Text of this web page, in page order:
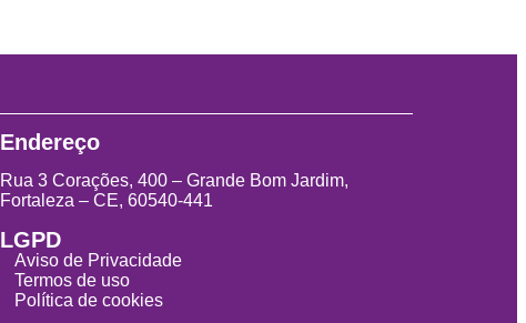
Endereço
Rua 3 Corações, 400 – Grande Bom Jardim,
Fortaleza – CE, 60540-441
LGPD
Aviso de Privacidade
Termos de uso
Política de cookies